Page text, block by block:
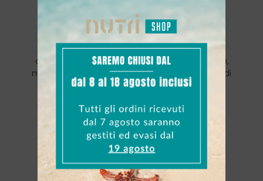
Cioccolato?
Il Bomber al Cocco ha un ripieno di crema al
cocco con un sapore più delicato e tropicale,
mentre il Bomber al Cioccolato ha un ripieno di
crema al cioccolato dal gusto più intenso e
impasto al cacao a basso contenuto di
carboidrati.